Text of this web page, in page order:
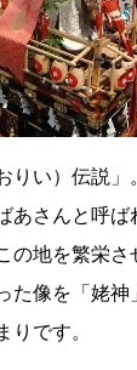
りい）伝説」
あさんと呼
の地を繁栄
た像を「姥
です。